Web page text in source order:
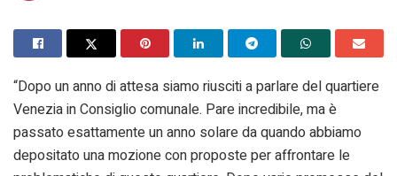
“Dopo un anno di attesa siamo riusciti a parlare del quartiere
Venezia in Consiglio comunale. Pare incredibile, ma è
passato esattamente un anno solare da quando abbiamo
depositato una mozione con proposte per affrontare le